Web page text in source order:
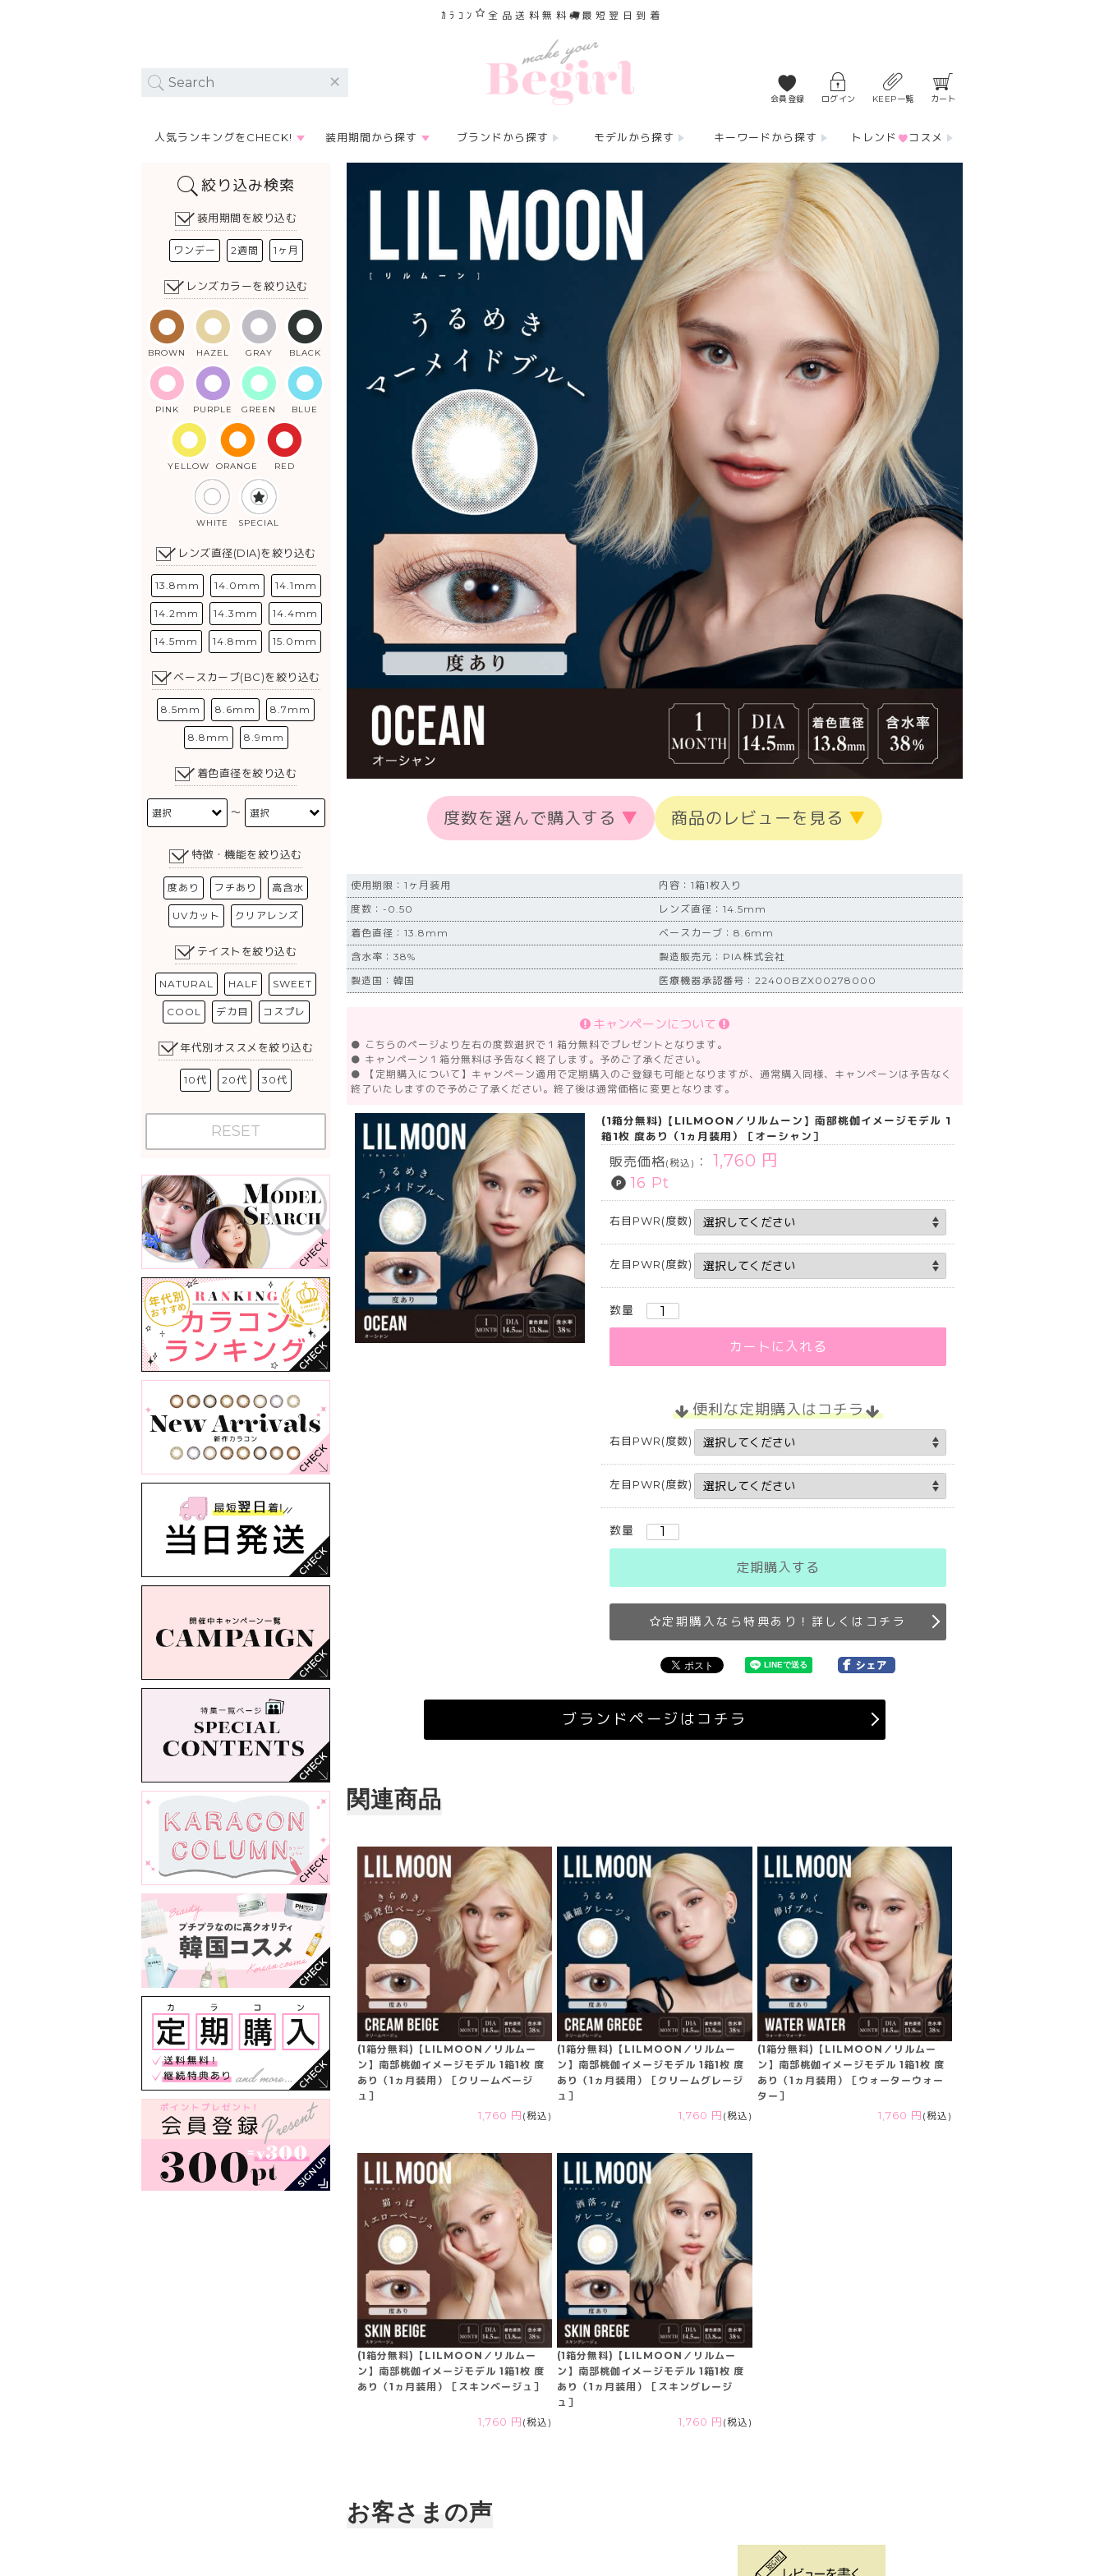
ｶﾗｺﾝ 全品送料無料 最短翌日到着
会員登録 ログイン KEEP一覧 カート
人気ランキングをCHECK! 装用期間から探す ブランドから探す モデルから探す キーワードから探す トレンド コスメ
絞り込み検索
装用期間を絞り込む
ワンデー 2週間 1ヶ月
レンズカラーを絞り込む
BROWN HAZEL GRAY BLACK
PINK PURPLE GREEN BLUE
YELLOW ORANGE RED
WHITE SPECIAL
レンズ直径(DIA)を絞り込む
13.8mm 14.0mm 14.1mm
14.2mm 14.3mm 14.4mm
14.5mm 14.8mm 15.0mm
ベースカーブ(BC)を絞り込む
8.5mm 8.6mm 8.7mm
8.8mm 8.9mm
着色直径を絞り込む
〜
特徴・機能を絞り込む
度あり フチあり 高含水
UVカット クリアレンズ
テイストを絞り込む
NATURAL HALF SWEET
COOL デカ目 コスプレ
年代別オススメを絞り込む
10代 20代 30代
RESET
度数を選んで購入する ▼ 商品のレビューを見る ▼
使用期限：1ヶ月装用
内容：1箱1枚入り
度数：-0.50
レンズ直径：14.5mm
着色直径：13.8mm
ベースカーブ：8.6mm
含水率：38%
製造販売元：PIA株式会社
製造国：韓国
医療機器承認番号：22400BZX00278000
キャンペーンについて
● こちらのページより左右の度数選択で１箱分無料でプレゼントとなります。
● キャンペーン１箱分無料は予告なく終了します。予めご了承ください。
● 【定期購入について】キャンペーン適用で定期購入のご登録も可能となりますが、通常購入同様、キャンペーンは予告なく
終了いたしますので予めご了承ください。終了後は通常価格に変更となります。
(1箱分無料)【LILMOON／リルムーン】南部桃伽イメージモデル 1
箱1枚 度あり（1ヵ月装用）［オーシャン］
販売価格(税込) ： 1,760 円
16 Pt
右目PWR(度数)
左目PWR(度数)
数量
カートに入れる
便利な定期購入はコチラ
右目PWR(度数)
左目PWR(度数)
数量
定期購入する
定期購入なら特典あり！詳しくはコチラ
ブランドページはコチラ
関連商品
(1箱分無料)【LILMOON／リルムー
ン】南部桃伽イメージモデル 1箱1枚 度
あり（1ヵ月装用）［クリームベージ
ュ］
1,760 円 (税込)
(1箱分無料)【LILMOON／リルムー
ン】南部桃伽イメージモデル 1箱1枚 度
あり（1ヵ月装用）［クリームグレージ
ュ］
1,760 円 (税込)
(1箱分無料)【LILMOON／リルムー
ン】南部桃伽イメージモデル 1箱1枚 度
あり（1ヵ月装用）［ウォーターウォー
ター］
1,760 円 (税込)
(1箱分無料)【LILMOON／リルムー
ン】南部桃伽イメージモデル 1箱1枚 度
あり（1ヵ月装用）［スキンベージュ］
1,760 円 (税込)
(1箱分無料)【LILMOON／リルムー
ン】南部桃伽イメージモデル 1箱1枚 度
あり（1ヵ月装用）［スキングレージ
ュ］
1,760 円 (税込)
お客さまの声